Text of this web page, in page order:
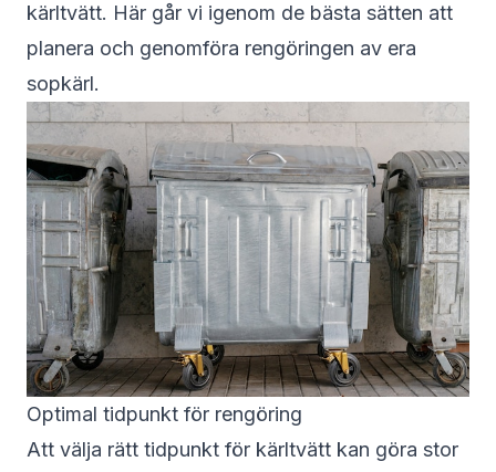
kärltvätt. Här går vi igenom de bästa sätten att
planera och genomföra rengöringen av era
sopkärl.
Optimal tidpunkt för rengöring
Att välja rätt tidpunkt för kärltvätt kan göra stor